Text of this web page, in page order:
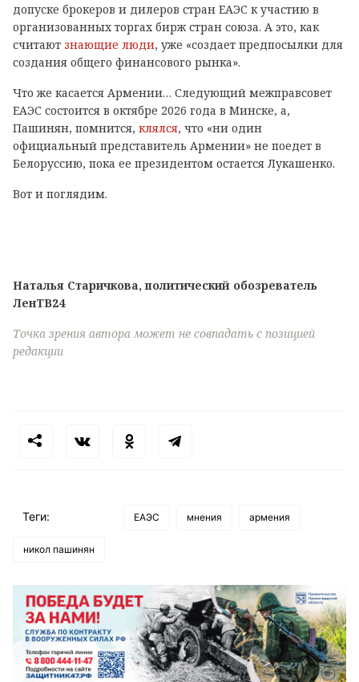
допуске брокеров и дилеров стран ЕАЭС к участию в
организованных торгах бирж стран союза. А это, как
считают знающие люди, уже «создает предпосылки для
создания общего финансового рынка».
Что же касается Армении… Следующий межправсовет
ЕАЭС состоится в октябре 2026 года в Минске, а,
Пашинян, помнится, клялся, что «ни один
официальный представитель Армении» не поедет в
Белоруссию, пока ее президентом остается Лукашенко.
Вот и поглядим.
Наталья Старичкова, политический обозреватель
ЛенТВ24
Точка зрения автора может не совпадать с позицией
редакции
Теги: ЕАЭС мнения армения
никол пашинян